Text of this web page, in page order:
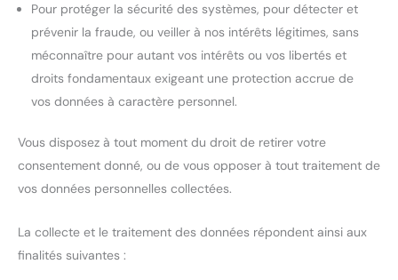
Pour protéger la sécurité des systèmes, pour détecter et
prévenir la fraude, ou veiller à nos intérêts légitimes, sans
méconnaître pour autant vos intérêts ou vos libertés et
droits fondamentaux exigeant une protection accrue de
vos données à caractère personnel.
Vous disposez à tout moment du droit de retirer votre
consentement donné, ou de vous opposer à tout traitement de
vos données personnelles collectées.
La collecte et le traitement des données répondent ainsi aux
finalités suivantes :